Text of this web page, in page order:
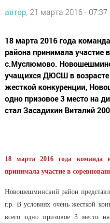
автор, 21 марта 2016 - 07:37
18 марта 2016 года
района принимала участие
с.Муслюмово.
учащихся ДЮСШ в возрасте
жесткой конкуренции,
одно призовое 3 место на
стал Засадихин Виталий
18 марта 2016 года команда
принимала участие в
Новошешминский район
г.р. В условиях очень жесткой
всего одно призовое 3 место